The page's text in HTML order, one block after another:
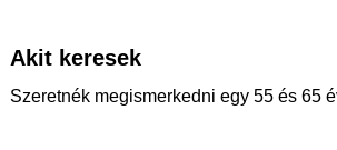
Akit keresek
Szeretnék megismerkedni egy 55 és 65